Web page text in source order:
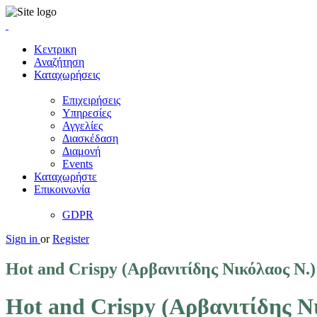
Κεντρικη
Αναζήτηση
Καταχωρήσεις
Επιχειρήσεις
Υπηρεσίες
Αγγελίες
Διασκέδαση
Διαμονή
Events
Καταχωρήστε
Επικοινωνία
GDPR
Sign in or Register
Hot and Crispy (Αρβανιτίδης Νικόλαος Ν.)
Hot and Crispy (Αρβανιτίδης